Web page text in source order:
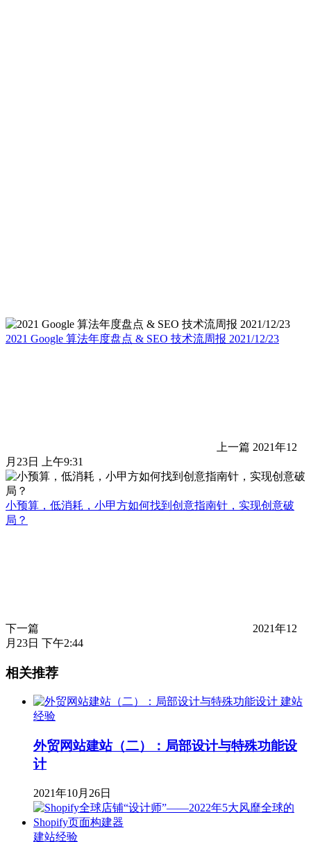
2021 Google 算法年度盘点 & SEO 技术流周报 2021/12/23
上一篇 2021年12
月23日 上午9:31
小预算，低消耗，小甲方如何找到创意指南针，实现创意破
局？
下一篇
2021年12
月23日 下午2:44
相关推荐
建站
经验
外贸网站建站（二）：局部设计与特殊功能设
计
2021年10月26日
建站经验